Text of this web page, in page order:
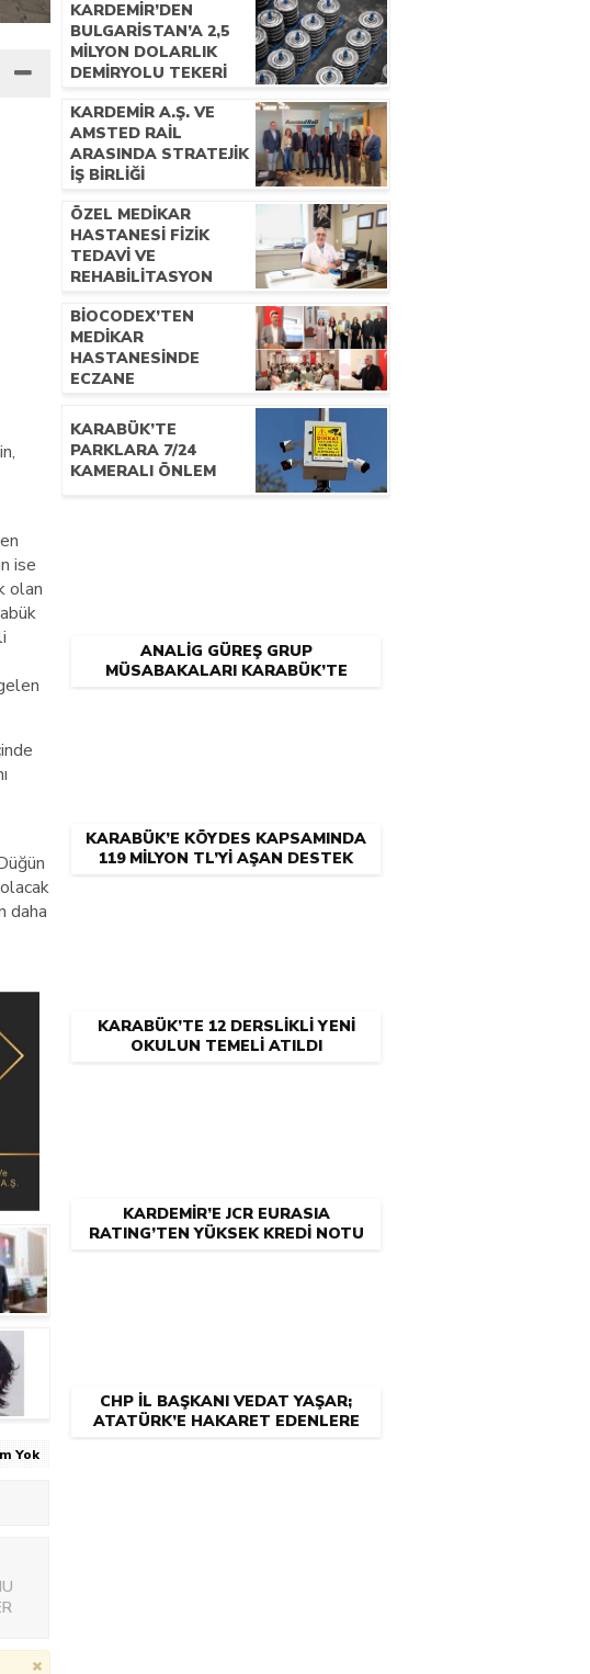
ise
olan
daha
Yok
KARDEMİR’DEN
BULGARİSTAN’A 2,5
MİLYON DOLARLIK
DEMİRYOLU TEKERİ
KARDEMİR A.Ş. VE
AMSTED RAİL
ARASINDA STRATEJİK
İŞ BİRLİĞİ
ÖZEL MEDİKAR
HASTANESİ FİZİK
TEDAVİ VE
REHABİLİTASYON
NECDET ÇATALBAŞ
İLE RÖPORTAJ
BİOCODEX’TEN
MEDİKAR
HASTANESİNDE
ECZANE
YÖNELİK EĞİTİM
PROGRAMI
KARABÜK’TE
PARKLARA 7/24
KAMERALI ÖNLEM
ANALİG GÜREŞ GRUP
MÜSABAKALARI KARABÜK’TE
KARABÜK’E KÖYDES KAPSAMINDA
119 MİLYON TL’Yİ AŞAN DESTEK
KARABÜK’TE 12 DERSLİKLİ YENİ
OKULUN TEMELİ ATILDI
KARDEMİR’E JCR EURASIA
RATING’TEN YÜKSEK KREDİ NOTU
CHP İL BAŞKANI VEDAT YAŞAR;
ATATÜRK’E HAKARET EDENLERE